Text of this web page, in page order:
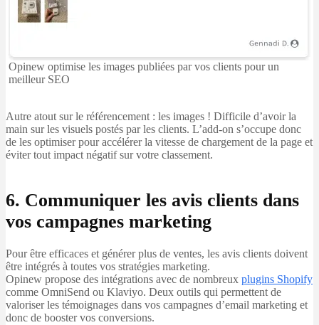
Opinew optimise les images publiées par vos clients pour un
meilleur SEO
Autre atout sur le référencement : les images ! Difficile d’avoir la
main sur les visuels postés par les clients. L’add-on s’occupe donc
de les optimiser pour accélérer la vitesse de chargement de la page et
éviter tout impact négatif sur votre classement.
6. Communiquer les avis clients dans
vos campagnes marketing
Pour être efficaces et générer plus de ventes, les avis clients doivent
être intégrés à toutes vos stratégies marketing.
Opinew propose des intégrations avec de nombreux plugins Shopify
comme OmniSend ou Klaviyo. Deux outils qui permettent de
valoriser les témoignages dans vos campagnes d’email marketing et
donc de booster vos conversions.